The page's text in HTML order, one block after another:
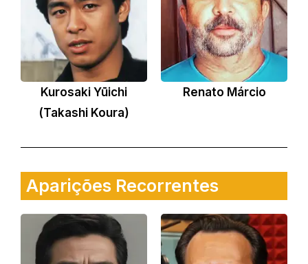
Kurosaki Yūichi
(Takashi Koura)
Renato Márcio
Aparições Recorrentes